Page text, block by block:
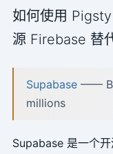
如何使用
源 Firebase 替
Supabase——
millions
Supabase 是一个